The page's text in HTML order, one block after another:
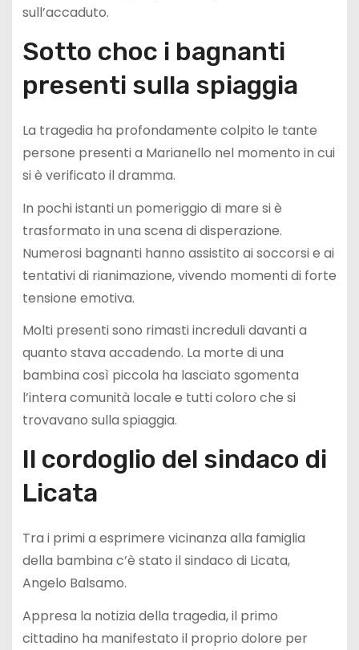
sull’accaduto.
Sotto choc i bagnanti
presenti sulla spiaggia
La tragedia ha profondamente colpito le tante
persone presenti a Marianello nel momento in cui
si è verificato il dramma.
In pochi istanti un pomeriggio di mare si è
trasformato in una scena di disperazione.
Numerosi bagnanti hanno assistito ai soccorsi e ai
tentativi di rianimazione, vivendo momenti di forte
tensione emotiva.
Molti presenti sono rimasti increduli davanti a
quanto stava accadendo. La morte di una
bambina così piccola ha lasciato sgomenta
l’intera comunità locale e tutti coloro che si
trovavano sulla spiaggia.
Il cordoglio del sindaco di
Licata
Tra i primi a esprimere vicinanza alla famiglia
della bambina c’è stato il sindaco di Licata,
Angelo Balsamo.
Appresa la notizia della tragedia, il primo
cittadino ha manifestato il proprio dolore per